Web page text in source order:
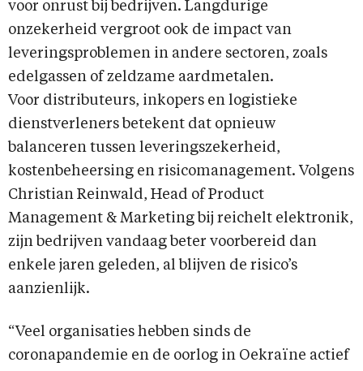
voor onrust bij bedrijven. Langdurige
onzekerheid vergroot ook de impact van
leveringsproblemen in andere sectoren, zoals
edelgassen of zeldzame aardmetalen.
Voor distributeurs, inkopers en logistieke
dienstverleners betekent dat opnieuw
balanceren tussen leveringszekerheid,
kostenbeheersing en risicomanagement. Volgens
Christian Reinwald, Head of Product
Management & Marketing bij reichelt elektronik,
zijn bedrijven vandaag beter voorbereid dan
enkele jaren geleden, al blijven de risico’s
aanzienlijk.
“Veel organisaties hebben sinds de
coronapandemie en de oorlog in Oekraïne actief